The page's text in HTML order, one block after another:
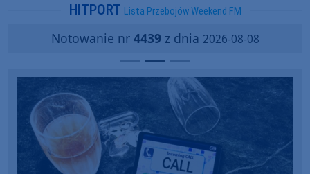
HITPORT Lista Przebojów Weekend FM
Notowanie nr 4439z dnia 2026-08-08